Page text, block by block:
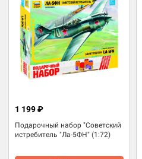
Подарочный набор "Советский
истребитель "Ла-5ФН" (1:72)
1 199 ₽